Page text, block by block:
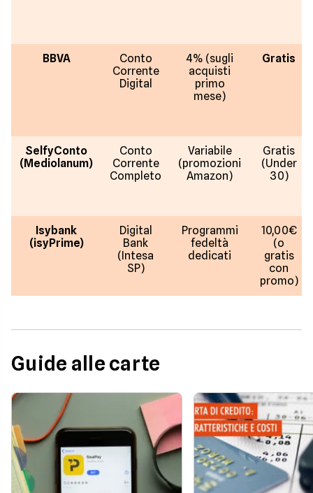
BBVA
Conto
Corrente
Digital
4% (sugli
acquisti
primo
mese)
Gratis
SelfyConto
(Mediolanum)
Conto
Corrente
Completo
Variabile
(promozioni
Amazon)
Gratis
(Under
30)
Isybank
(isyPrime)
Digital
Bank
(Intesa
SP)
Programmi
fedeltà
dedicati
10,00€
(o
gratis
con
promo)
Guide alle carte